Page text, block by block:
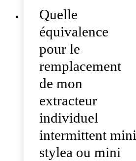
Quelle
équivalence
pour le
remplacement
de mon
extracteur
individuel
intermittent mini
stylea ou mini